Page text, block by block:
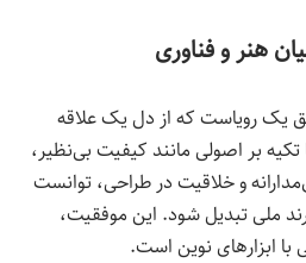
هنر و فناوری
یک رویاست که از دل یک علاقه
تکیه بر اصولی مانند کیفیت بی‌نظیر،
و خلاقیت در طراحی، توانست
ملی تبدیل شود. این موفقیت،
ابزارهای نوین است.